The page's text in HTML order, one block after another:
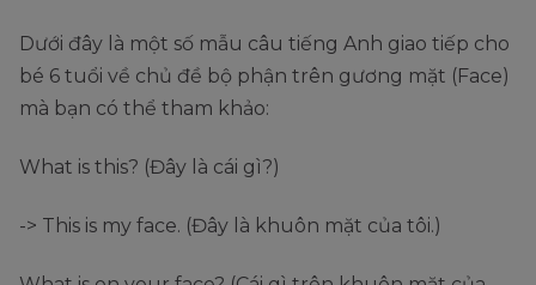
Dưới đây là một số mẫu câu tiếng Anh giao tiếp cho
bé 6 tuổi về chủ đề bộ phận trên gương mặt (Face)
mà bạn có thể tham khảo:
What is this? (Đây là cái gì?)
-> This is my face. (Đây là khuôn mặt của tôi.)